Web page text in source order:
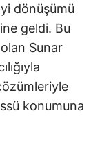
dönüşümü
geldi. Bu
Sunar
konumuna